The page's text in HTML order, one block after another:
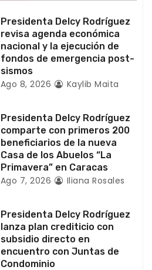
Presidenta Delcy Rodríguez
revisa agenda económica
nacional y la ejecución de
fondos de emergencia post-
sismos
Ago 8, 2026 Kaylib Maita
Presidenta Delcy Rodríguez
comparte con primeros 200
beneficiarios de la nueva
Casa de los Abuelos “La
Primavera” en Caracas
Ago 7, 2026 Iliana Rosales
Presidenta Delcy Rodríguez
lanza plan crediticio con
subsidio directo en
encuentro con Juntas de
Condominio